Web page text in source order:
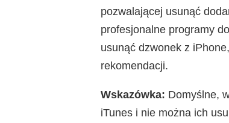
pozwalającej usunąć
profesjonalne programy
usunąć dzwonek z
rekomendacji.
Wskazówka: Domyślne,
iTunes i nie można ich